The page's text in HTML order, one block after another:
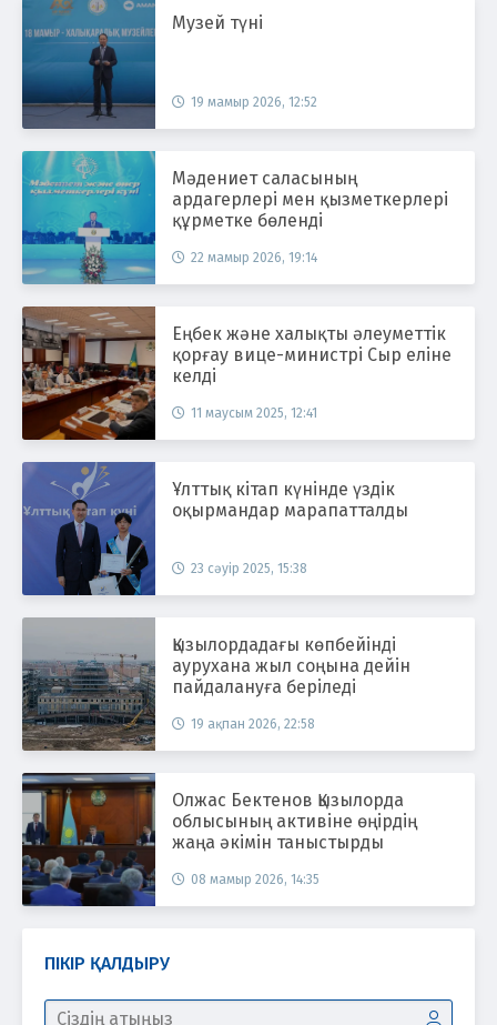
Музей түні
19 мамыр 2026, 12:52
Мәдениет саласының
ардагерлері мен қызметкерлері
құрметке бөленді
22 мамыр 2026, 19:14
Еңбек және халықты әлеуметтік
қорғау вице-министрі Сыр еліне
келді
11 маусым 2025, 12:41
Ұлттық кітап күнінде үздік
оқырмандар марапатталды
23 сәуір 2025, 15:38
Қызылордадағы көпбейінді
аурухана жыл соңына дейін
пайдалануға беріледі
19 ақпан 2026, 22:58
Олжас Бектенов Қызылорда
облысының активіне өңірдің
жаңа әкімін таныстырды
08 мамыр 2026, 14:35
ПІКІР ҚАЛДЫРУ